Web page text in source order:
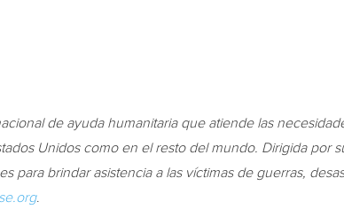
de ayuda humanitaria que atiende las
Unidos como en el resto del mundo. Dirigida por
para brindar asistencia a las víctimas de guerras,
.